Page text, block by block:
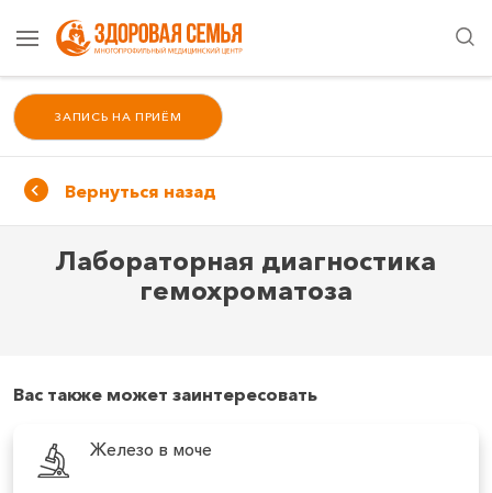
ЗАПИСЬ НА ПРИЁМ
Вернуться назад
Лабораторная диагностика
гемохроматоза
Вас также может заинтересовать
Железо в моче